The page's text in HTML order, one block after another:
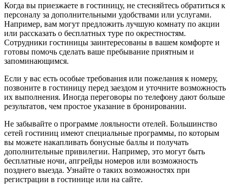
Когда вы приезжаете в гостиницу, не стесняйтесь обратиться к
персоналу за дополнительными удобствами или услугами.
Например, вам могут предложить лучшую комнату по акции
или рассказать о бесплатных туре по окрестностям.
Сотрудники гостиницы заинтересованы в вашем комфорте и
готовы помочь сделать ваше пребывание приятным и
запоминающимся.
Если у вас есть особые требования или пожелания к номеру,
позвоните в гостиницу перед заездом и уточните возможность
их выполнения. Иногда переговоры по телефону дают больше
результатов, чем простое указание в бронировании.
Не забывайте о программе лояльности отелей. Большинство
сетей гостиниц имеют специальные программы, по которым
вы можете накапливать бонусные баллы и получать
дополнительные привилегии. Например, это могут быть
бесплатные ночи, апгрейды номеров или возможность
позднего выезда. Узнайте о таких возможностях при
регистрации в гостинице или на сайте.